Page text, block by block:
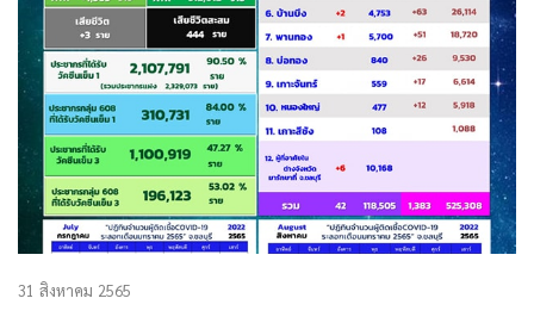
31 สิงหาคม 2565